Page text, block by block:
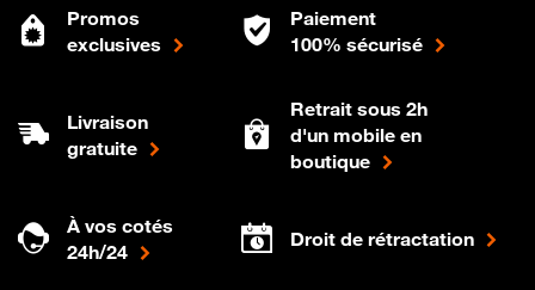
Promos
exclusives
Paiement
100% sécurisé
Livraison
gratuite
Retrait sous 2h
d'un mobile en
boutique
À vos cotés
24h/24
Droit de rétractation